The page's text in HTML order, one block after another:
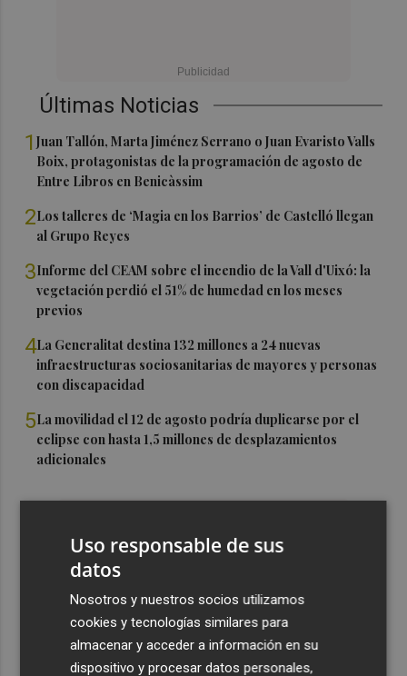
Últimas Noticias
1Juan Tallón, Marta Jiménez Serrano o Juan Evaristo Valls
Boix, protagonistas de la programación de agosto de
Entre Libros en Benicàssim
2Los talleres de ‘Magia en los Barrios’ de Castelló llegan
al Grupo Reyes
3Informe del CEAM sobre el incendio de la Vall d'Uixó: la
vegetación perdió el 51% de humedad en los meses
previos
4La Generalitat destina 132 millones a 24 nuevas
infraestructuras sociosanitarias de mayores y personas
con discapacidad
5La movilidad el 12 de agosto podría duplicarse por el
eclipse con hasta 1,5 millones de desplazamientos
adicionales
Uso responsable de sus
datos
Nosotros y nuestros socios utilizamos
cookies y tecnologías similares para
almacenar y acceder a información en su
dispositivo y procesar datos personales,